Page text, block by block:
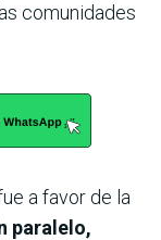
comunidades
a favor de la
paralelo,